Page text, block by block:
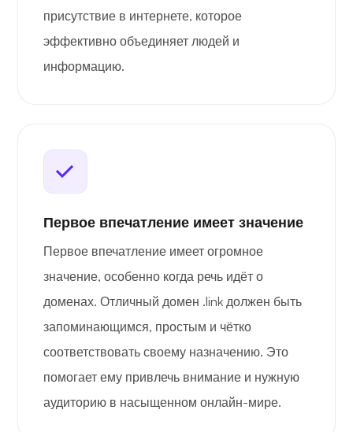
присутствие в интернете, которое
эффективно объединяет людей и
информацию.
Первое впечатление имеет значение
Первое впечатление имеет огромное
значение, особенно когда речь идёт о
доменах. Отличный домен .link должен быть
запоминающимся, простым и чётко
соответствовать своему назначению. Это
помогает ему привлечь внимание и нужную
аудиторию в насыщенном онлайн-мире.